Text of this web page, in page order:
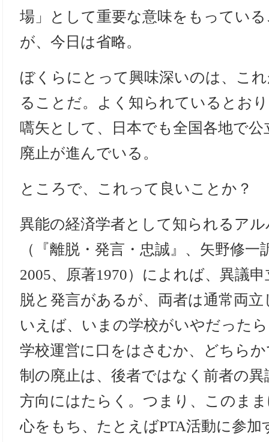
場」として重要な意味をもってい
が、今日は省略。
ぼくらにとって興味深いのは、こ
ることだ。よく知られているとお
嚆矢として、日本でも全国各地で
廃止が進んでいる。
ところで、これって良いことか？
異能の経済学者として知られるア
（『離脱・発言・忠誠』、矢野修
2005、原著1970）によれば、異議
脱と発言があるが、両者は通常両
いえば、いまの学校がいやだった
学校運営に口をはさむか、どちら
制の廃止は、後者ではなく前者の
方向にはたらく。つまり、このま
心をもち、たとえばPTA活動に参